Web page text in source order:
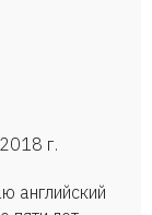
г.
английский